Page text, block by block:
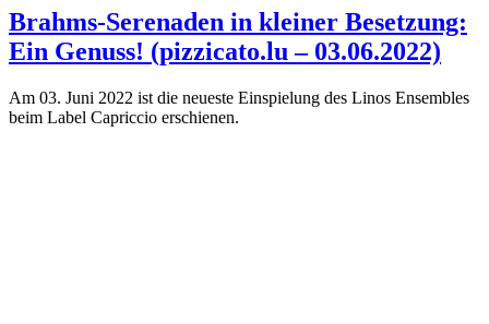
Brahms-Serenaden in kleiner Besetzung:
Ein Genuss! (pizzicato.lu – 03.06.2022)
Am 03. Juni 2022 ist die neueste Einspielung des Linos Ensembles
beim Label Capriccio erschienen.